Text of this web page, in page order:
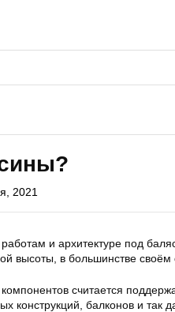
2021
и архитектуре под
высоты, в большинстве
считается
конструкций, балконов и так